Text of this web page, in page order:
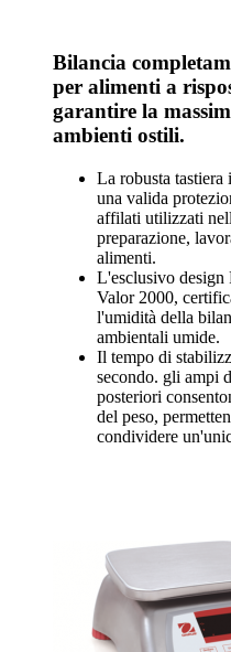
Bilancia
per alimenti a
garantire la
ambienti ostili.
La robusta
una valida
affilati utilizzati
preparazione,
alimenti.
L'esclusivo
Valor 2000,
l'umidità della
ambientali umide.
Il tempo di
secondo. gli ampi
posteriori
del peso,
condividere